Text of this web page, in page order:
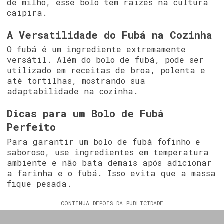
de milho, esse bolo tem raízes na cultura
caipira.
A Versatilidade do Fubá na Cozinha
O fubá é um ingrediente extremamente
versátil. Além do bolo de fubá, pode ser
utilizado em receitas de broa, polenta e
até tortilhas, mostrando sua
adaptabilidade na cozinha.
Dicas para um Bolo de Fubá
Perfeito
Para garantir um bolo de fubá fofinho e
saboroso, use ingredientes em temperatura
ambiente e não bata demais após adicionar
a farinha e o fubá. Isso evita que a massa
fique pesada.
CONTINUA DEPOIS DA PUBLICIDADE